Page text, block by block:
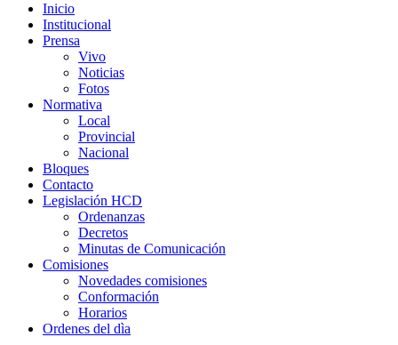
Inicio
Institucional
Prensa
Vivo
Noticias
Fotos
Normativa
Local
Provincial
Nacional
Bloques
Contacto
Legislación HCD
Ordenanzas
Decretos
Minutas de Comunicación
Comisiones
Novedades comisiones
Conformación
Horarios
Ordenes del dìa